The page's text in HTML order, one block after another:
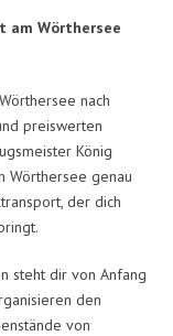
am Wörthersee
nach
preiswerten
König
Wörthersee genau
der dich
steht dir von Anfang
den
von